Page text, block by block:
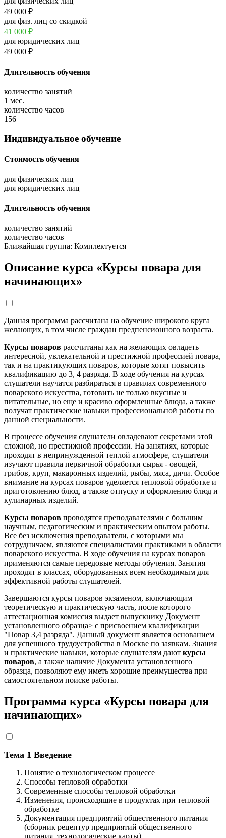
49 000 ₽
для физ. лиц со скидкой
41 000 ₽
для юридических лиц
49 000 ₽
Длительность обучения
количество занятий
1 мес.
количество часов
156
Индивидуальное обучение
Стоимость обучения
для физических лиц
для юридических лиц
Длительность обучения
количество занятий
количество часов
Ближайшая группа: Комплектуется
Описание курса «Курсы повара для
начинающих»
Данная программа рассчитана на обучение широкого круга
желающих, в том числе граждан предпенсионного возраста.
Курсы поваров рассчитаны как на желающих овладеть
интересной, увлекательной и престижной профессией повара,
так и на практикующих поваров, которые хотят повысить
квалификацию до 3, 4 разряда. В ходе обучения на курсах
слушатели научатся разбираться в правилах современного
поварского искусства, готовить не только вкусные и
питательные, но еще и красиво оформленные блюда, а также
получат практические навыки профессиональной работы по
данной специальности.
В процессе обучения слушатели овладевают секретами этой
сложной, но престижной профессии. На занятиях, которые
проходят в непринужденной теплой атмосфере, слушатели
изучают правила первичной обработки сырья - овощей,
грибов, круп, макаронных изделий, рыбы, мяса, дичи. Особое
внимание на курсах поваров уделяется тепловой обработке и
приготовлению блюд, а также отпуску и оформлению блюд и
кулинарных изделий.
Курсы поваров проводятся преподавателями с большим
научным, педагогическим и практическим опытом работы.
Все без исключения преподаватели, с которыми мы
сотрудничаем, являются специалистами практиками в области
поварского искусства. В ходе обучения на курсах поваров
применяются самые передовые методы обучения. Занятия
проходят в классах, оборудованных всем необходимым для
эффективной работы слушателей.
Завершаются курсы поваров экзаменом, включающим
теоретическую и практическую часть, после которого
аттестационная комиссия выдает выпускнику Документ
установленного образца> с присвоением квалификации
"Повар 3,4 разряда". Данный документ является основанием
для успешного трудоустройства в Москве по заявкам. Знания
и практические навыки, которые слушателям дают курсы
поваров, а также наличие Документа установленного
образца, позволяют ему иметь хорошие преимущества при
самостоятельном поиске работы.
Программа курса «Курсы повара для
начинающих»
Тема 1 Введение
Понятие о технологическом процессе
Способы тепловой обработки
Современные способы тепловой обработки
Изменения, происходящие в продуктах при тепловой
обработке
Документация предприятий общественного питания
(сборник рецептур предприятий общественного